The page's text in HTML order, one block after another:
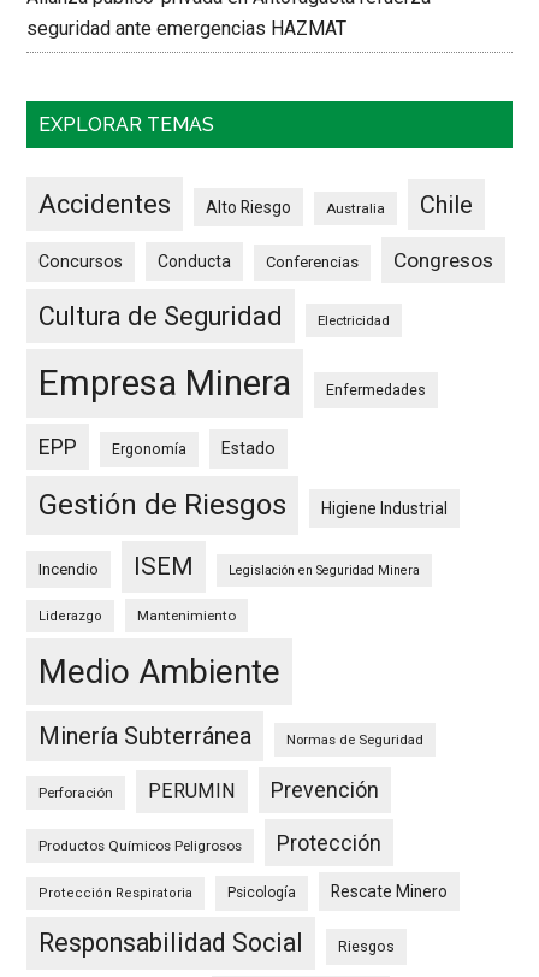
seguridad ante emergencias HAZMAT
EXPLORAR TEMAS
Accidentes Alto Riesgo Australia Chile
Concursos Conducta Conferencias Congresos
Cultura de Seguridad Electricidad
Empresa Minera Enfermedades
EPP Ergonomía Estado
Gestión de Riesgos Higiene Industrial
Incendio ISEM Legislación en Seguridad Minera
Liderazgo Mantenimiento
Medio Ambiente
Minería Subterránea Normas de Seguridad
Perforación PERUMIN Prevención
Productos Químicos Peligrosos Protección
Protección Respiratoria Psicología Rescate Minero
Responsabilidad Social Riesgos